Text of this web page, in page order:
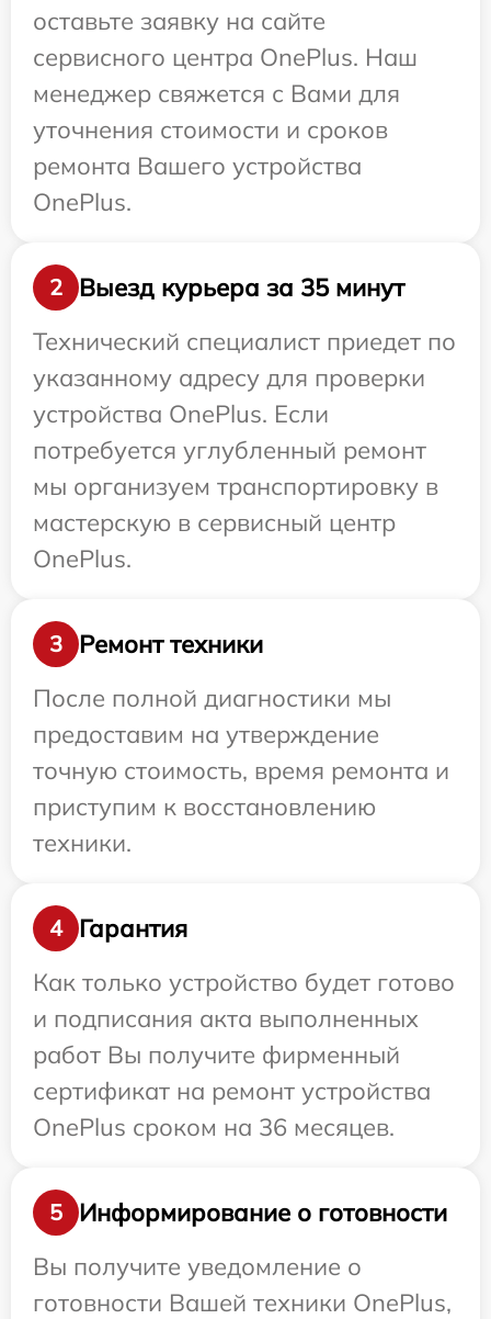
оставьте заявку на сайте
сервисного центра OnePlus. Наш
менеджер свяжется с Вами для
уточнения стоимости и сроков
ремонта Вашего устройства
OnePlus.
2
Выезд курьера за 35 минут
Технический специалист приедет по
указанному адресу для проверки
устройства OnePlus. Если
потребуется углубленный ремонт
мы организуем транспортировку в
мастерскую в сервисный центр
OnePlus.
3
Ремонт техники
После полной диагностики мы
предоставим на утверждение
точную стоимость, время ремонта и
приступим к восстановлению
техники.
4
Гарантия
Как только устройство будет готово
и подписания акта выполненных
работ Вы получите фирменный
сертификат на ремонт устройства
OnePlus сроком на 36 месяцев.
5
Информирование о готовности
Вы получите уведомление о
готовности Вашей техники OnePlus,